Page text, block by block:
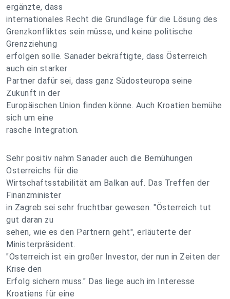
ergänzte, dass
internationales Recht die Grundlage für die Lösung des
Grenzkonfliktes sein müsse, und keine politische
Grenzziehung
erfolgen solle. Sanader bekräftigte, dass Österreich
auch ein starker
Partner dafür sei, dass ganz Südosteuropa seine
Zukunft in der
Europäischen Union finden könne. Auch Kroatien bemühe
sich um eine
rasche Integration.
Sehr positiv nahm Sanader auch die Bemühungen
Österreichs für die
Wirtschaftsstabilität am Balkan auf. Das Treffen der
Finanzminister
in Zagreb sei sehr fruchtbar gewesen. "Österreich tut
gut daran zu
sehen, wie es den Partnern geht", erläuterte der
Ministerpräsident.
"Österreich ist ein großer Investor, der nun in Zeiten der
Krise den
Erfolg sichern muss." Das liege auch im Interesse
Kroatiens für eine